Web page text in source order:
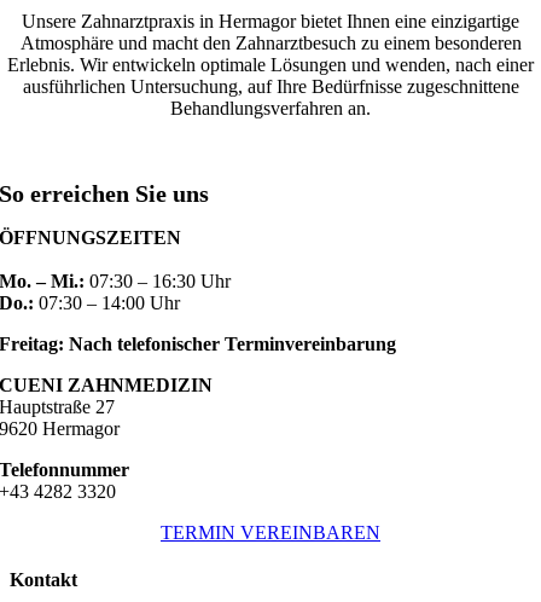
Unsere Zahnarztpraxis in Hermagor bietet Ihnen eine einzigartige
Atmosphäre und macht den Zahnarztbesuch zu einem besonderen
Erlebnis. Wir entwickeln optimale Lösungen und wenden, nach einer
ausführlichen Untersuchung, auf Ihre Bedürfnisse zugeschnittene
Behandlungsverfahren an.
So erreichen Sie uns
ÖFFNUNGSZEITEN
Mo. – Mi.: 07:30 – 16:30 Uhr
Do.: 07:30 – 14:00 Uhr
Freitag: Nach telefonischer Terminvereinbarung
CUENI ZAHNMEDIZIN
Hauptstraße 27
9620 Hermagor
Telefonnummer
+43 4282 3320
TERMIN VEREINBAREN
Kontakt